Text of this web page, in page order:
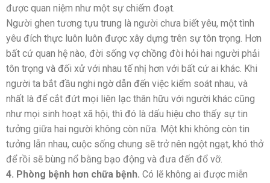
được quan niệm như một sự chiếm đoạt.
Người ghen tương tựu trung là người chưa biết yêu, một tình
yêu đích thực luôn luôn được xây dựng trên sự tôn trọng. Hơn
bất cứ quan hệ nào, đời sống vợ chồng đòi hỏi hai người phải
tôn trọng và đối xử với nhau tế nhị hơn với bất cứ ai khác. Khi
người ta bắt đầu nghi ngờ dẫn đến việc kiểm soát nhau, và
nhất là để cắt đứt mọi liên lạc thân hữu với người khác cũng
như mọi sinh hoạt xã hội, thì đó là dấu hiệu cho thấy sự tin
tưởng giữa hai người không còn nữa. Một khi không còn tin
tưởng lẫn nhau, cuộc sống chung sẽ trở nên ngột ngạt, khó thở
để rồi sẽ bùng nổ bằng bạo động và đưa đến đổ vỡ.
4. Phòng bệnh hơn chữa bệnh. Có lẽ không ai được miễn